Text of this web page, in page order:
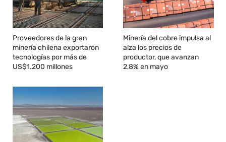
Proveedores de la gran
minería chilena exportaron
tecnologías por más de
US$1.200 millones
Minería del cobre impulsa al
alza los precios de
productor, que avanzan
2,8% en mayo